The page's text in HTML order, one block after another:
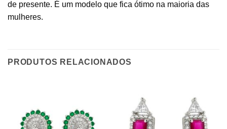
de presente. É um modelo que fica ótimo na maioria das
mulheres.
PRODUTOS RELACIONADOS